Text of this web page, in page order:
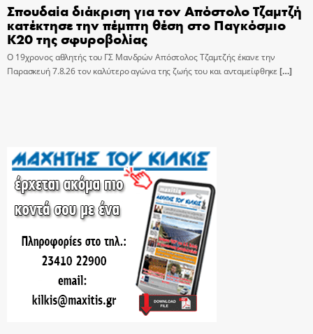
Σπουδαία διάκριση για τον Απόστολο Τζαμτζή
κατέκτησε την πέμπτη θέση στο Παγκόσμιο
Κ20 της σφυροβολίας
Ο 19χρονος αθλητής του ΓΣ Μανδρών Απόστολος Τζαμτζής έκανε την
Παρασκευή 7.8.26 τον καλύτερο αγώνα της ζωής του και ανταμείφθηκε[…]